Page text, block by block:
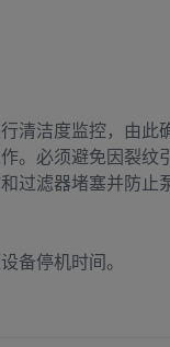
清洁度监控，由此
。必须避免因裂纹引
过滤器堵塞并防止
备停机时间。